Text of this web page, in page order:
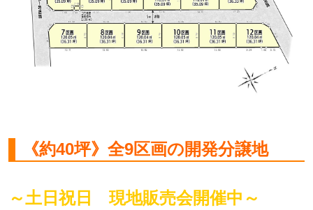
《約40坪》 全9区画の開発分譲地
～土日祝日 現地販売会開催中～